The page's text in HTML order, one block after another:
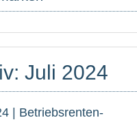
Juli 2024
| Betriebsrenten-